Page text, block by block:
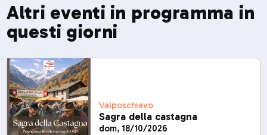
Altri eventi in programma in
questi giorni
Valposchiavo
Sagra della castagna
dom, 18/10/2026